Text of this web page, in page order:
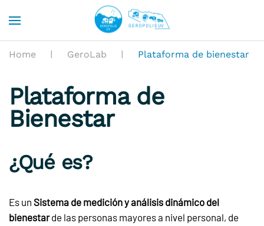
Skip to main content
Home GeroLab Plataforma de bienestar
Plataforma de
Bienestar
¿Qué es?
Es un Sistema de medición y análisis dinámico del
bienestarde las personas mayores a nivel personal, de